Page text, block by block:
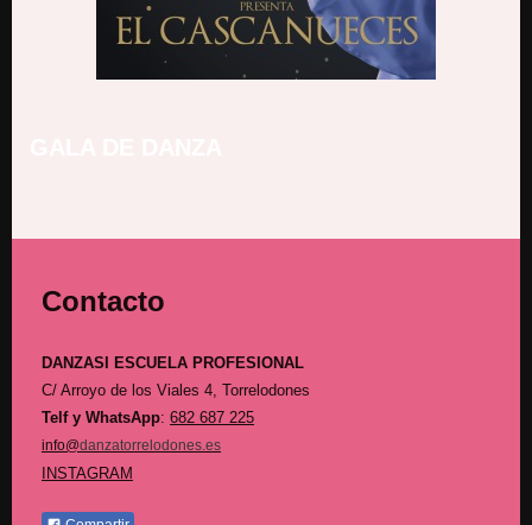
Contacto
DANZASI ESCUELA PROFESIONAL
C/ Arroyo de los Viales 4,
Torrelodones
Telf y WhatsApp: 682 687 225
info@danzatorrelodones.es
INSTAGRAM